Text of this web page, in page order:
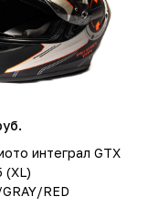
интеграл GTX
RED